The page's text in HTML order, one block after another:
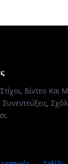
Βίντεο Και